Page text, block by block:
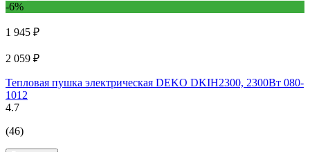
-6%
1 945 ₽
2 059 ₽
Тепловая пушка электрическая DEKO DKIH2300, 2300Вт 080-
1012
4.7
(46)